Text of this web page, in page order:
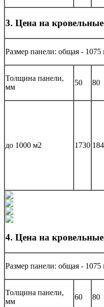
3. Цена на
Размер панели: общая -
Толщина панели,
мм
50 80
до 1000 м2 1730
4. Цена на
Размер панели: общая -
Толщина панели,
мм
60 80